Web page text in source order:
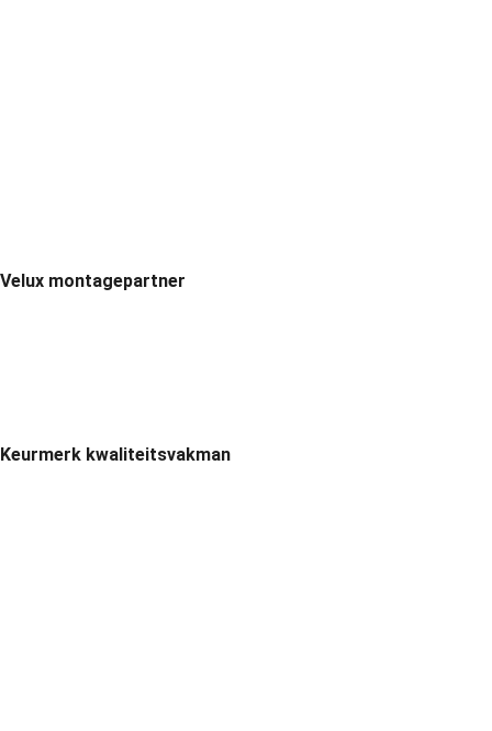
Velux montagepartner
Keurmerk kwaliteitsvakman